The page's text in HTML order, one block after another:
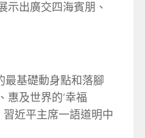
示出廣交四海賓朋、
最基礎動身點和落腳
惠及世界的‘幸福
近平主席一語道明中